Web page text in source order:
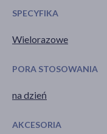
SPECYFIKA
Wielorazowe
PORA STOSOWANIA
na dzień
AKCESORIA